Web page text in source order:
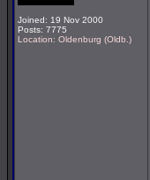
Joined: 19 Nov 2000
Posts: 7775
Location: Oldenburg (Oldb.)